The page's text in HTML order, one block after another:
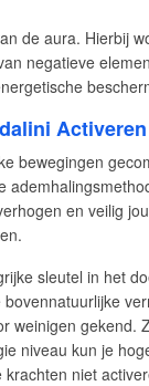
de aura. Hierbij
negatieve
Activeren
bewegingen
en veilig
sleutel in het
weinigen gekend.
niveau kun je
krachten niet